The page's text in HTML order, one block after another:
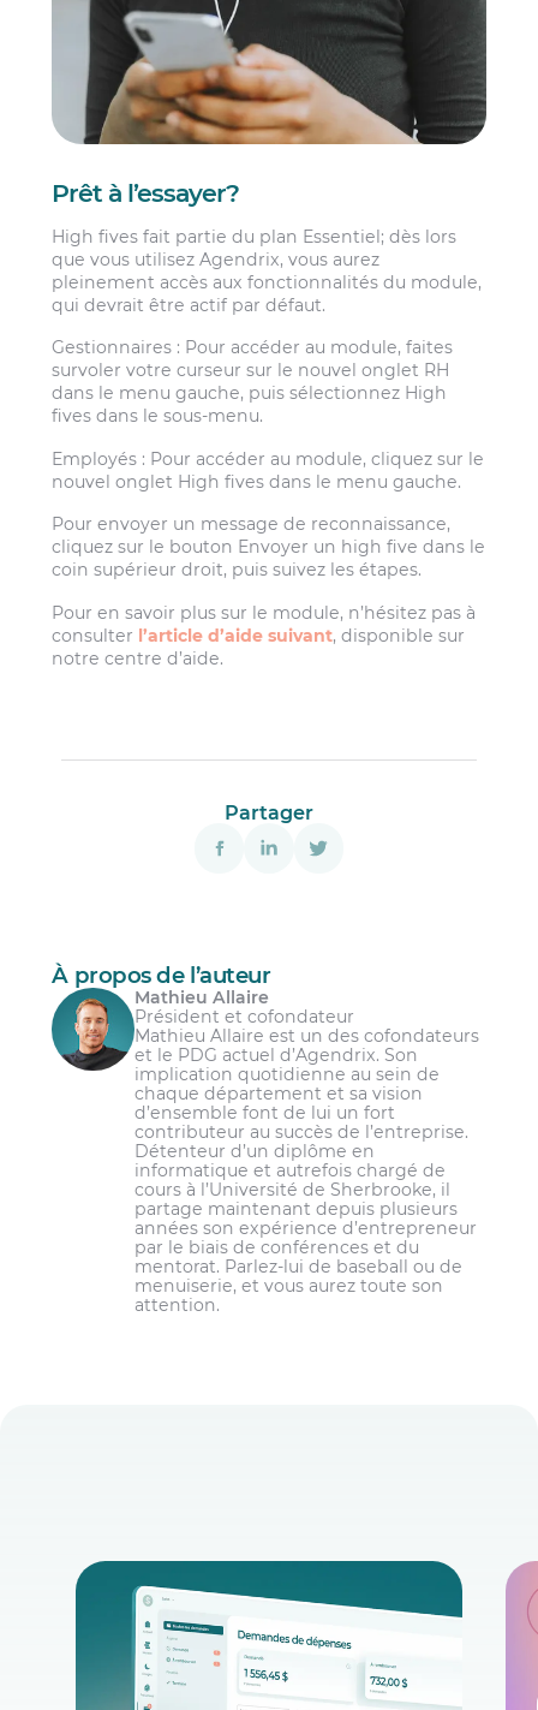
Prêt à l’essayer?
High fives fait partie du plan Essentiel; dès lors
que vous utilisez Agendrix, vous aurez
pleinement accès aux fonctionnalités du module,
qui devrait être actif par défaut.
Gestionnaires : Pour accéder au module, faites
survoler votre curseur sur le nouvel onglet RH
dans le menu gauche, puis sélectionnez High
fives dans le sous-menu.
Employés : Pour accéder au module, cliquez sur le
nouvel onglet High fives dans le menu gauche.
Pour envoyer un message de reconnaissance,
cliquez sur le bouton Envoyer un high five dans le
coin supérieur droit, puis suivez les étapes.
Pour en savoir plus sur le module, n’hésitez pas à
consulter l’article d’aide suivant, disponible sur
notre centre d’aide.
Partager
À propos de l’auteur
Mathieu Allaire
Président et cofondateur
Mathieu Allaire est un des cofondateurs
et le PDG actuel d’Agendrix. Son
implication quotidienne au sein de
chaque département et sa vision
d’ensemble font de lui un fort
contributeur au succès de l’entreprise.
Détenteur d’un diplôme en
informatique et autrefois chargé de
cours à l’Université de Sherbrooke, il
partage maintenant depuis plusieurs
années son expérience d’entrepreneur
par le biais de conférences et du
mentorat. Parlez-lui de baseball ou de
menuiserie, et vous aurez toute son
attention.